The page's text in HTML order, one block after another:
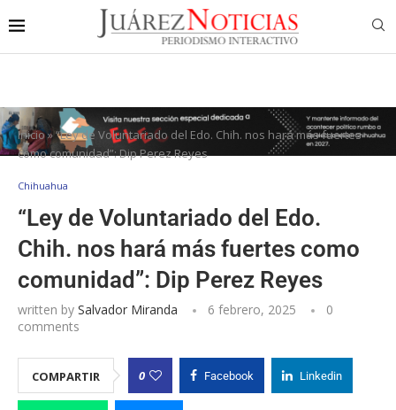
Inicio»“Ley de Voluntariado del Edo. Chih. nos hará más fuertes
como comunidad”: Dip Perez Reyes
Chihuahua
“Ley de Voluntariado del Edo.
Chih. nos hará más fuertes como
comunidad”: Dip Perez Reyes
written by Salvador Miranda 6 febrero, 2025
0
comments
COMPARTIR 0 Facebook Linkedin